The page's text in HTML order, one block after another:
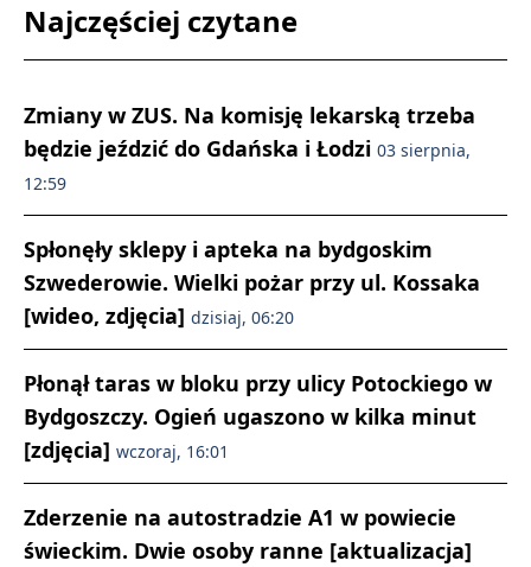
Najczęściej czytane
Zmiany w ZUS. Na komisję lekarską trzeba
będzie jeździć do Gdańska i Łodzi 03 sierpnia,
12:59
Spłonęły sklepy i apteka na bydgoskim
Szwederowie. Wielki pożar przy ul. Kossaka
[wideo, zdjęcia] dzisiaj, 06:20
Płonął taras w bloku przy ulicy Potockiego w
Bydgoszczy. Ogień ugaszono w kilka minut
[zdjęcia] wczoraj, 16:01
Zderzenie na autostradzie A1 w powiecie
świeckim. Dwie osoby ranne [aktualizacja]